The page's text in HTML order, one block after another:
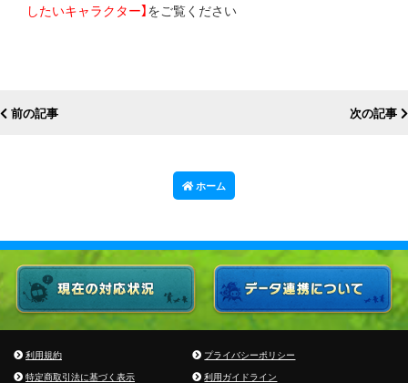
したいキャラクター】をご覧ください
前の記事 次の記事
ホーム
利用規約
プライバシーポリシー
特定商取引法に基づく表示
利用ガイドライン